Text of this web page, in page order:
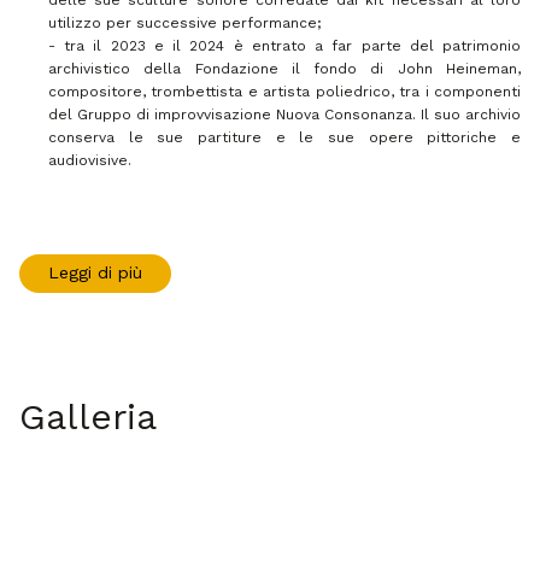
utilizzo per successive performance;
- tra il 2023 e il 2024 è entrato a far parte del patrimonio
archivistico della Fondazione il fondo di John Heineman,
compositore, trombettista e artista poliedrico, tra i componenti
del Gruppo di improvvisazione Nuova Consonanza. Il suo archivio
conserva le sue partiture e le sue opere pittoriche e
audiovisive.
Leggi di più
Galleria